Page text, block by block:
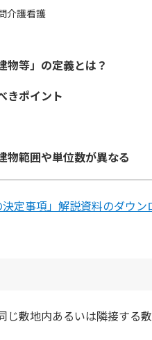
介護看護
物等」の定義とは？
きポイント
物範囲や単位数が異なる
定事項」解説資料のダウン
じ敷地内あるいは隣接する